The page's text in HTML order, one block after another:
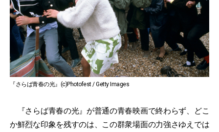
『さらば青春の光』(c)Photofest / Getty Images
『さらば青春の光』が普通の青春映画で終わらず、どこ
か鮮烈な印象を残すのは、この群衆場面の力強さゆえでは